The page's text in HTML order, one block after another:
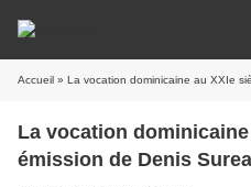
Accueil » La vocation dominicaine au XXIe
La vocation
émission de Denis